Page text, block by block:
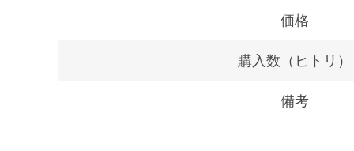
価格
購入数（ヒトリ）
備考